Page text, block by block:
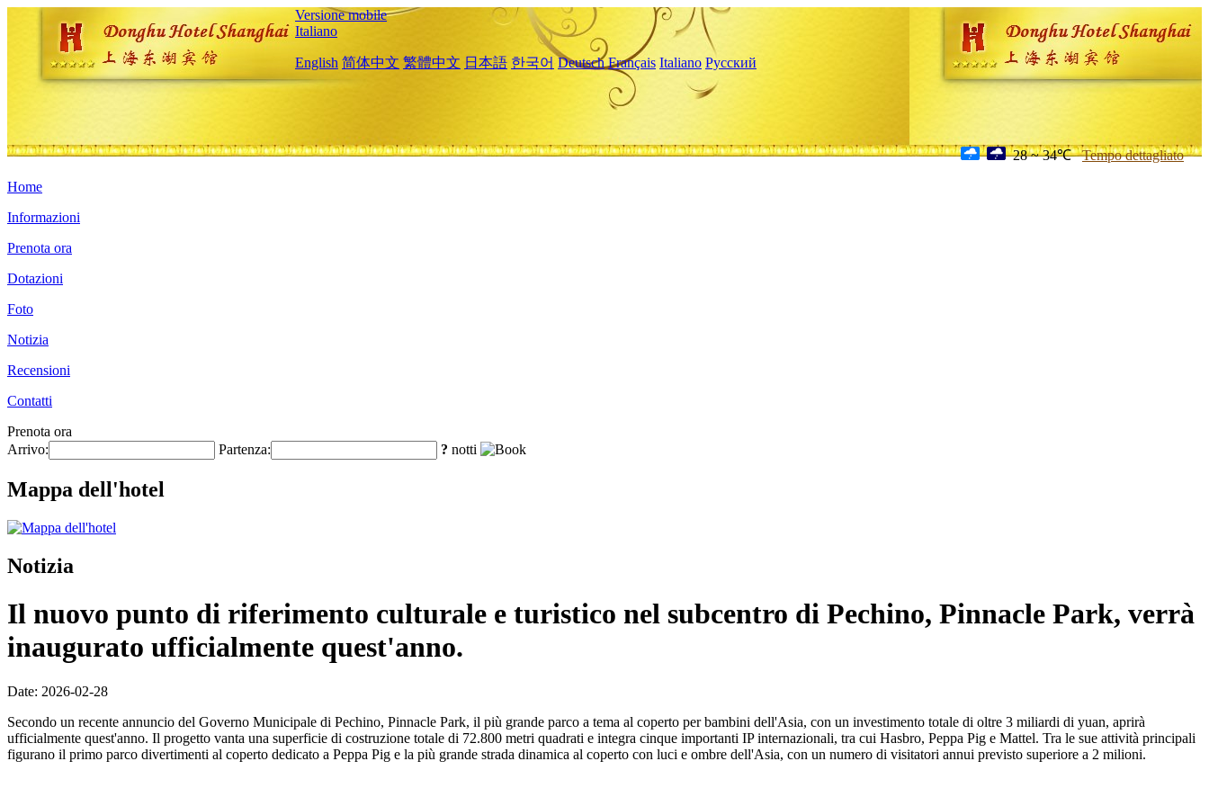
Versione mobile
Italiano
English 简体中文 繁體中文 日本語 한국어 Deutsch Français Italiano Русский
28 ~ 34℃ Tempo dettagliato
Home
Informazioni
Prenota ora
Dotazioni
Foto
Notizia
Recensioni
Contatti
Prenota ora
Arrivo:
Partenza: ? notti
Mappa dell'hotel
Notizia
Il nuovo punto di riferimento culturale e turistico nel subcentro di Pechino, Pinnacle Park, verrà
inaugurato ufficialmente quest'anno.
Date: 2026-02-28
Secondo un recente annuncio del Governo Municipale di Pechino, Pinnacle Park, il più grande parco a tema al coperto per bambini dell'Asia, con un investimento totale di oltre 3 miliardi di yuan, aprirà
ufficialmente quest'anno. Il progetto vanta una superficie di costruzione totale di 72.800 metri quadrati e integra cinque importanti IP internazionali, tra cui Hasbro, Peppa Pig e Mattel. Tra le sue attività principali
figurano il primo parco divertimenti al coperto dedicato a Peppa Pig e la più grande strada dinamica al coperto con luci e ombre dell'Asia, con un numero di visitatori annui previsto superiore a 2 milioni.